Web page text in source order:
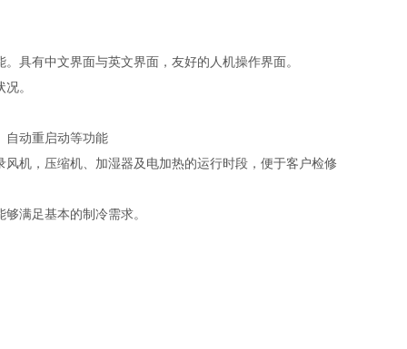
具有中文界面与英文界面，友好的人机操作界面。
。
自动重启动等功能
机，压缩机、加湿器及电加热的运行时段，便于客户检修
满足基本的制冷需求。